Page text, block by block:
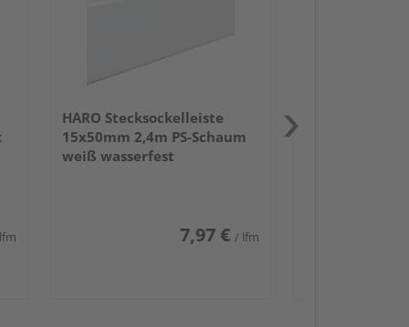
HARO Stecksockelleiste
15x50mm 2,4m PS-Schaum
weiß wasserfest
7,97 € / lfm